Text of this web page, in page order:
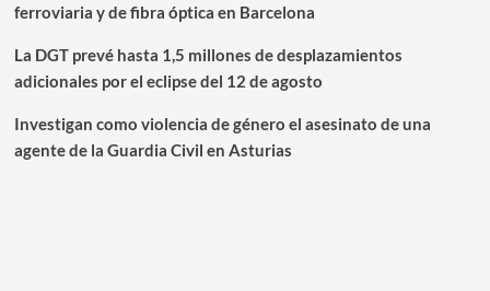
ferroviaria y de fibra óptica en Barcelona
La DGT prevé hasta 1,5 millones de desplazamientos
adicionales por el eclipse del 12 de agosto
Investigan como violencia de género el asesinato de una
agente de la Guardia Civil en Asturias